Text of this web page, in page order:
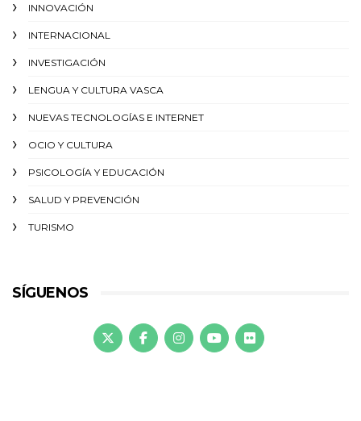
INNOVACIÓN
INTERNACIONAL
INVESTIGACIÓN
LENGUA Y CULTURA VASCA
NUEVAS TECNOLOGÍAS E INTERNET
OCIO Y CULTURA
PSICOLOGÍA Y EDUCACIÓN
SALUD Y PREVENCIÓN
TURISMO
SÍGUENOS